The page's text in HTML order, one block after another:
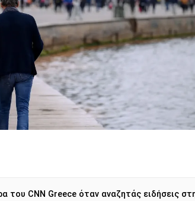
του CNN Greece όταν αναζητάς ειδήσεις